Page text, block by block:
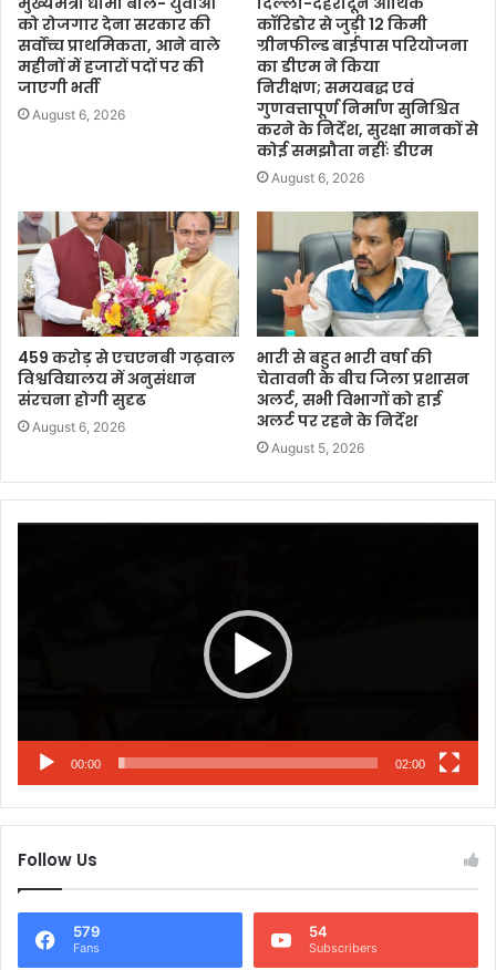
को रोजगार देना सरकार की
सर्वोच्च प्राथमिकता, आने वाले
महीनों में हजारों पदों पर की
जाएगी भर्ती
August 6, 2026
कॉरिडोर से जुड़ी 12 किमी
ग्रीनफील्ड बाईपास परियोजना
का डीएम ने किया
निरीक्षण; समयबद्ध एवं
गुणवत्तापूर्ण निर्माण सुनिश्चित
करने के निर्देश, सुरक्षा मानकों से
कोई समझौता नहींः डीएम
August 6, 2026
459 करोड़ से एचएनबी गढ़वाल
विश्वविद्यालय में अनुसंधान
संरचना होगी सुदृढ
August 6, 2026
भारी से बहुत भारी वर्षा की
चेतावनी के बीच जिला प्रशासन
अलर्ट, सभी विभागों को हाई
अलर्ट पर रहने के निर्देश
August 5, 2026
00:00 02:00
Follow Us
579
Fans
54
Subscribers